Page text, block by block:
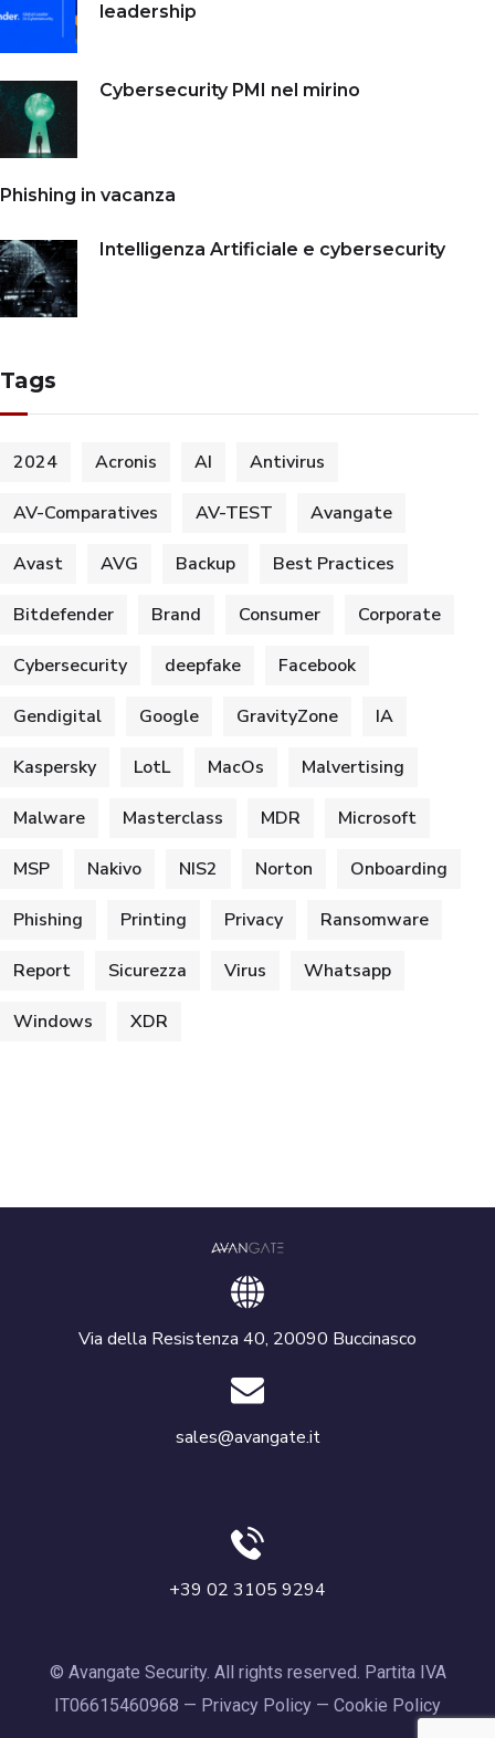
leadership
Cybersecurity PMI nel mirino
Phishing in vacanza
Intelligenza Artificiale e cybersecurity
Tags
2024 Acronis AI Antivirus
AV-Comparatives AV-TEST Avangate
Avast AVG Backup Best Practices
Bitdefender Brand Consumer Corporate
Cybersecurity deepfake Facebook
Gendigital Google GravityZone IA
Kaspersky LotL MacOs Malvertising
Malware Masterclass MDR Microsoft
MSP Nakivo NIS2 Norton Onboarding
Phishing Printing Privacy Ransomware
Report Sicurezza Virus Whatsapp
Windows XDR
Via della Resistenza 40, 20090 Buccinasco
sales@avangate.it
+39 02 3105 9294
© Avangate Security. All rights reserved. Partita IVA
IT06615460968 — Privacy Policy — Cookie Policy